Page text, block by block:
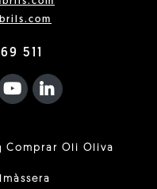
511
F
YOUTUBEFA LINKEDIN
Comprar Oli Oliva